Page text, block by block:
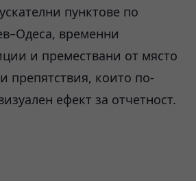
пунктове по
временни
и премествани от място
препятствия, които по-
ефект за отчетност.